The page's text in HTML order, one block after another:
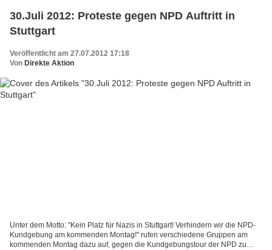
30.Juli 2012: Proteste gegen NPD Auftritt in
Stuttgart
Veröffentlicht am 27.07.2012 17:18
Von Direkte Aktion
Unter dem Motto: "Kein Platz für Nazis in Stuttgart! Verhindern wir die NPD-
Kundgebung am kommenden Montag!" rufen verschiedene Gruppen am
kommenden Montag dazu auf, gegen die Kundgebungstour der NPD zu